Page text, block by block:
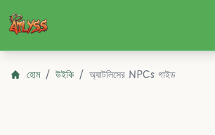
Atlyss
হোম / উইকি / অ্যাটলিসের NPCs গাইড